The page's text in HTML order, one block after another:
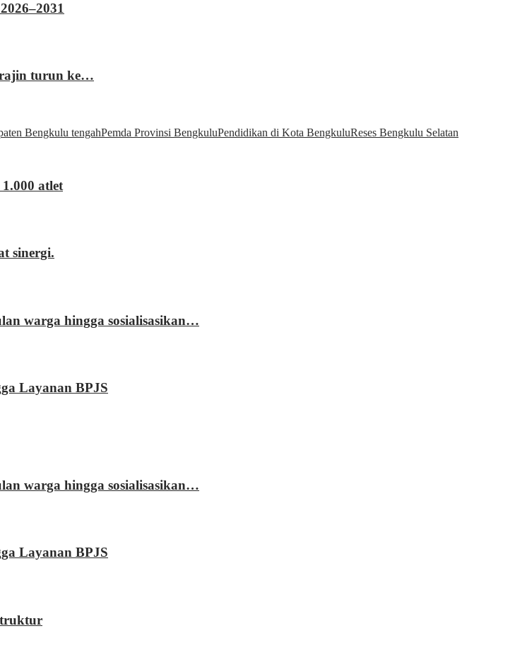
rajin turun ke…
Bengkulu tengahPemda Provinsi BengkuluPendidikan di Kota BengkuluReses Bengkulu Selatan
atlet
sinergi.
warga hingga sosialisasikan…
Layanan BPJS
warga hingga sosialisasikan…
Layanan BPJS